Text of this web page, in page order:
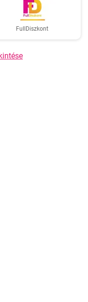
FullDiszkont